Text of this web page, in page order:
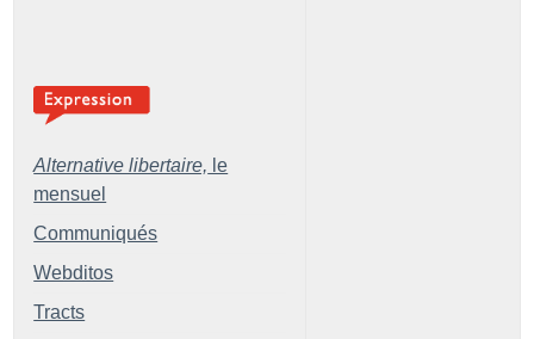
Alternative libertaire, le
mensuel
Communiqués
Webditos
Tracts